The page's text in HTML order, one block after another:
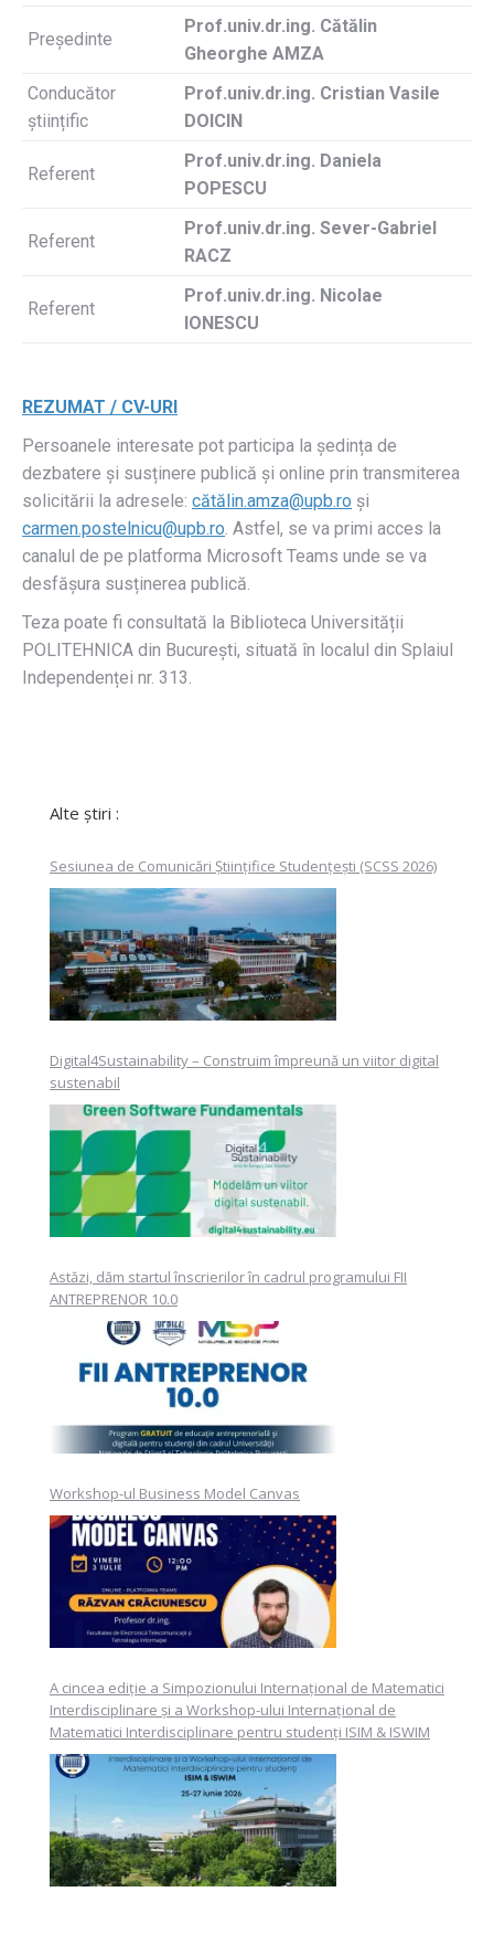
Președinte
Prof.univ.dr.ing. Cătălin
Gheorghe AMZA
Conducător
științific
Prof.univ.dr.ing. Cristian Vasile
DOICIN
Referent
Prof.univ.dr.ing. Daniela
POPESCU
Referent
Prof.univ.dr.ing. Sever-Gabriel
RACZ
Referent
Prof.univ.dr.ing. Nicolae
IONESCU
REZUMAT / CV-URI
Persoanele interesate pot participa la ședința de
dezbatere și susținere publică și online prin transmiterea
solicitării la adresele: cătălin.amza@upb.ro și
carmen.postelnicu@upb.ro. Astfel, se va primi acces la
canalul de pe platforma Microsoft Teams unde se va
desfășura susținerea publică.
Teza poate fi consultată la Biblioteca Universității
POLITEHNICA din București, situată în localul din Splaiul
Independenței nr. 313.
Alte știri :
Sesiunea de Comunicări Științifice Studențești (SCSS 2026)
Digital4Sustainability – Construim împreună un viitor digital
sustenabil
Astăzi, dăm startul înscrierilor în cadrul programului FII
ANTREPRENOR 10.0
Workshop-ul Business Model Canvas
A cincea ediție a Simpozionului Internațional de Matematici
Interdisciplinare și a Workshop-ului Internațional de
Matematici Interdisciplinare pentru studenți ISIM & ISWIM